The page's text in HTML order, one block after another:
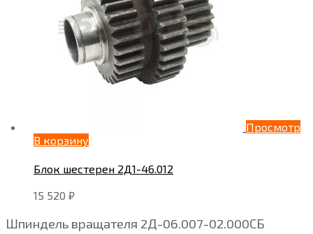
Просмотр
В корзину
Блок шестерен 2Д1-46.012
15 520 ₽
Шпиндель вращателя 2Д-06.007-02.000СБ